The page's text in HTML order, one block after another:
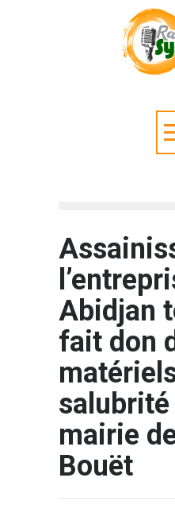
Abidjan
fait don
salubrité
mairie
Bouët